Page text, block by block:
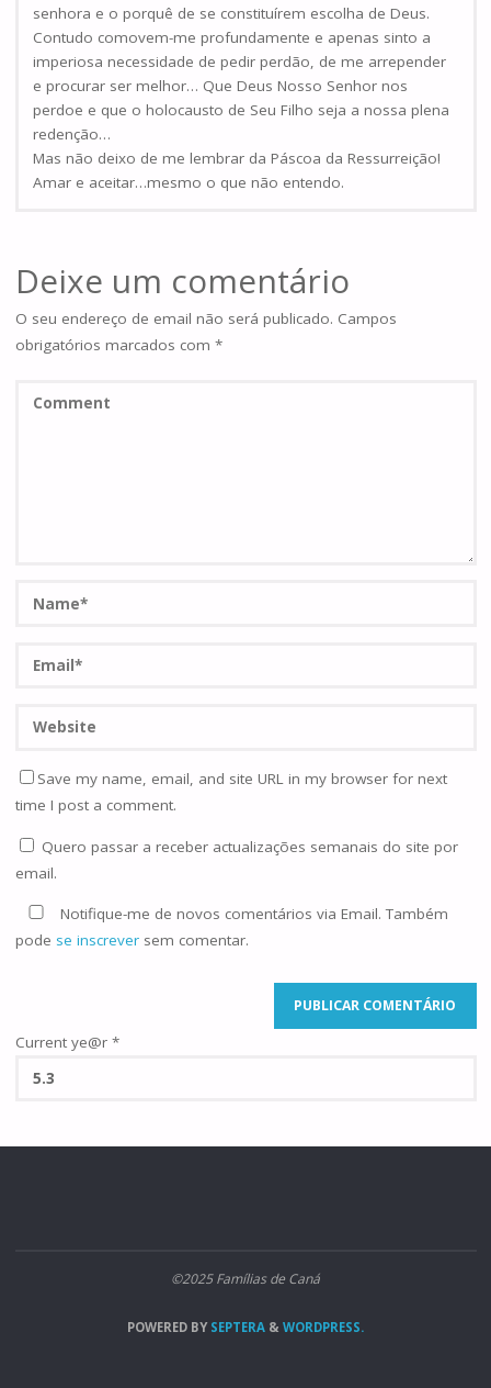
senhora e o porquê de se constituírem escolha de Deus.
Contudo comovem-me profundamente e apenas sinto a
imperiosa necessidade de pedir perdão, de me arrepender
e procurar ser melhor… Que Deus Nosso Senhor nos
perdoe e que o holocausto de Seu Filho seja a nossa plena
redenção…
Mas não deixo de me lembrar da Páscoa da Ressurreição!
Amar e aceitar…mesmo o que não entendo.
Deixe um comentário
O seu endereço de email não será publicado. Campos
obrigatórios marcados com *
Save my name, email, and site URL in my browser for next
time I post a comment.
Quero passar a receber actualizações semanais do site por
email.
Notifique-me de novos comentários via Email. Também
pode se inscreversem comentar.
Current ye@r *
©2025 Famílias de Caná
POWERED BYSEPTERA & WORDPRESS.